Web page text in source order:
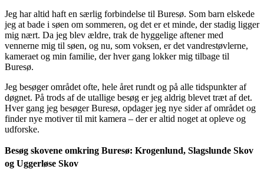
Jeg har altid haft en særlig forbindelse til Buresø. Som barn elskede
jeg at bade i søen om sommeren, og det er et minde, der stadig ligger
mig nært. Da jeg blev ældre, trak de hyggelige aftener med
vennerne mig til søen, og nu, som voksen, er det vandrestøvlerne,
kameraet og min familie, der hver gang lokker mig tilbage til
Buresø.
Jeg besøger området ofte, hele året rundt og på alle tidspunkter af
døgnet. På trods af de utallige besøg er jeg aldrig blevet træt af det.
Hver gang jeg besøger Buresø, opdager jeg nye sider af området og
finder nye motiver til mit kamera – der er altid noget at opleve og
udforske.
Besøg skovene omkring Buresø: Krogenlund, Slagslunde Skov
og Uggerløse Skov